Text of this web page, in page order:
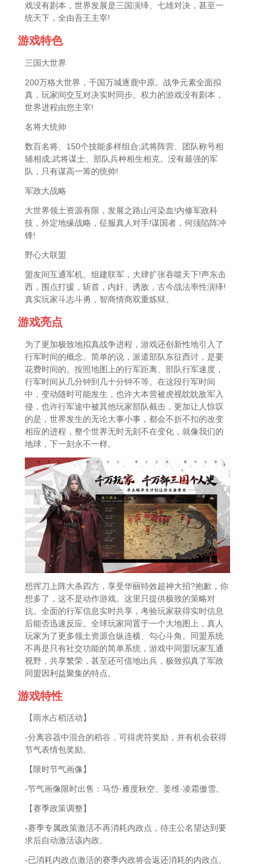
戏没有剧本，世界发展是三国演绎、七雄对决，甚至一
统天下，全由吾王主宰!
游戏特色
三国大世界
200万格大世界，千国万城逐鹿中原。战争元素全面拟
真，玩家间交互对决实时同步。权力的游戏没有剧本，
世界进程由您主宰!
名将大统帅
数百名将、150个技能多样组合;武将阵营、团队称号相
辅相成;武将谋士、部队兵种相生相克。没有最强的军
队，只有谋高一筹的统帅!
军政大战略
大世界领土资源有限，发展之路山河染血!内修军政科
技，外定地缘战略，征服真人对手!谋国者，何须陷阵冲
锋!
野心大联盟
盟友间互通军机、组建联军，大肆扩张吞噬天下!声东击
西，围点打援，斩首，内奸、诱敌，古今战法率性演绎!
真实玩家斗志斗勇，智商情商双重炼狱。
游戏亮点
为了更加极致地拟真战争进程，游戏还创新性地引入了
行军时间的概念。简单的说，派遣部队东征西讨，是要
花费时间的。按照地图上的行军距离、部队行军速度，
行军时间从几分钟到几十分钟不等。在这段行军时间
中，变动随时可能发生，也许大本营被虎视眈眈敌军入
侵，也许行军途中被其他玩家部队截击，更加让人惊叹
的是，世界发生的无论大事小事，都会不折不扣的改变
相应的进程，整个世界无时无刻不在变化，就像我们的
地球，下一刻永不一样。
想挥刀上阵大杀四方，享受华丽特效超神大招?抱歉，你
想多了，这不是动作游戏。这里只提供极致的策略对
抗。全面的行军信息实时共享，考验玩家获得实时信息
后能否迅速反应。全球玩家同置于一个大地图上，真人
玩家为了更多领土资源合纵连横、勾心斗角。同盟系统
不再是只有社交功能的简单系统，游戏中同盟玩家互通
视野，共享繁荣，甚至还可借地出兵，极致拟真了军政
同盟因利益聚集的特点。
游戏特性
【雨水占稻活动】
-分离容器中混合的稻谷，可得虎符奖励，并有机会获得
节气表情包奖励。
【限时节气画像】
-节气画像限时出售：马岱·雁度秋空、姜维·凌霜傲雪。
【赛季政策调整】
-赛季专属政策激活不再消耗内政点，待主公名望达到要
求后自动激活该内政。
-已消耗内政点激活的赛季内政将会返还消耗的内政点。